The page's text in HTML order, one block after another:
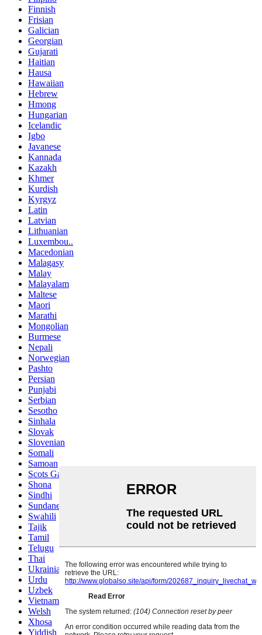
Finnish
Frisian
Galician
Georgian
Gujarati
Haitian
Hausa
Hawaiian
Hebrew
Hmong
Hungarian
Icelandic
Igbo
Javanese
Kannada
Kazakh
Khmer
Kurdish
Kyrgyz
Latin
Latvian
Lithuanian
Luxembou..
Macedonian
Malagasy
Malay
Malayalam
Maltese
Maori
Marathi
Mongolian
Burmese
Nepali
Norwegian
Pashto
Persian
Punjabi
Serbian
Sesotho
Sinhala
Slovak
Slovenian
Somali
Samoan
Scots Gaelic
Shona
Sindhi
Sundanese
Swahili
Tajik
Tamil
Telugu
Thai
Ukrainian
Urdu
Uzbek
Vietnamese
Welsh
Xhosa
Yiddish